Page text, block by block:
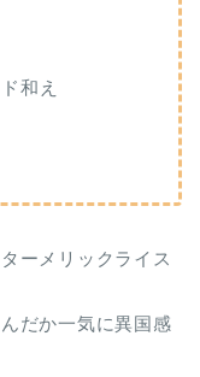
和え
ーメリックライス
だか一気に異国感